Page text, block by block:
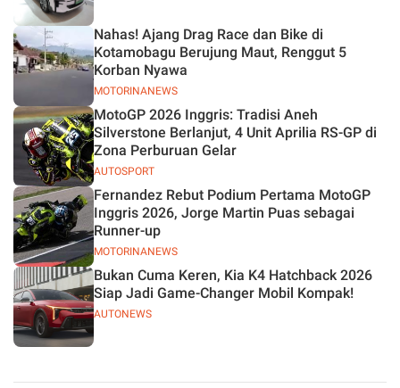
MOTORINANEWS
Nahas! Ajang Drag Race dan Bike di
Kotamobagu Berujung Maut, Renggut 5
Korban Nyawa
AUTOSPORT
MotoGP 2026 Inggris: Tradisi Aneh
Silverstone Berlanjut, 4 Unit Aprilia RS-GP di
Zona Perburuan Gelar
MOTORINANEWS
Fernandez Rebut Podium Pertama MotoGP
Inggris 2026, Jorge Martin Puas sebagai
Runner-up
AUTONEWS
Bukan Cuma Keren, Kia K4 Hatchback 2026
Siap Jadi Game-Changer Mobil Kompak!